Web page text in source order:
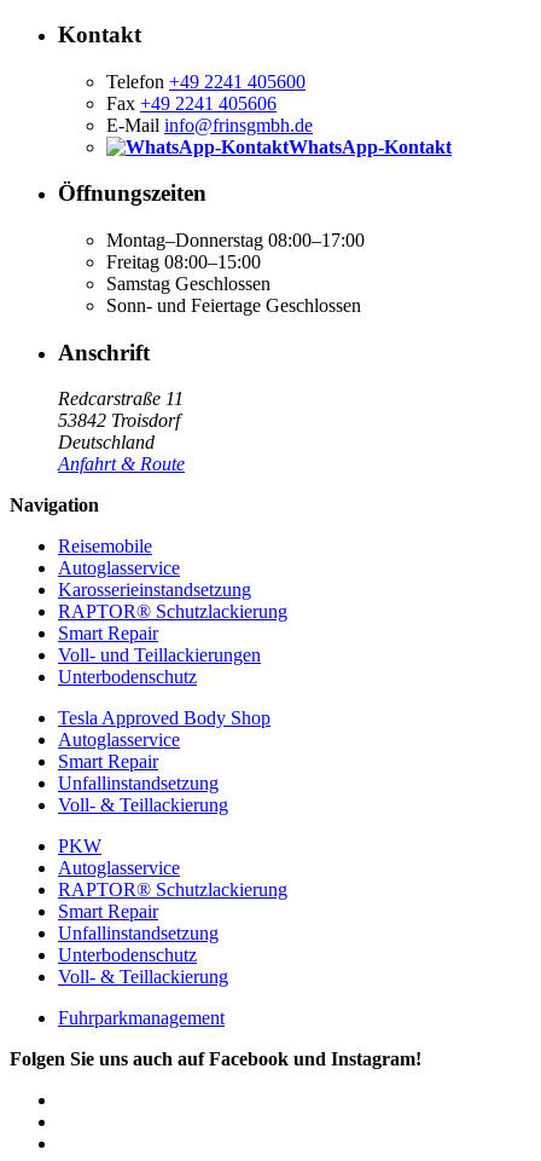
Kontakt
Telefon +49 2241 405600
Fax +49 2241 405606
E-Mail info@frinsgmbh.de
WhatsApp-Kontakt
Öffnungszeiten
Montag–Donnerstag 08:00–17:00
Freitag 08:00–15:00
Samstag Geschlossen
Sonn- und Feiertage Geschlossen
Anschrift
Redcarstraße 11
53842 Troisdorf
Deutschland
Anfahrt & Route
Navigation
Reisemobile
Autoglasservice
Karosserieinstandsetzung
RAPTOR® Schutzlackierung
Smart Repair
Voll- und Teillackierungen
Unterbodenschutz
Tesla Approved Body Shop
Autoglasservice
Smart Repair
Unfallinstandsetzung
Voll- & Teillackierung
PKW
Autoglasservice
RAPTOR® Schutzlackierung
Smart Repair
Unfallinstandsetzung
Unterbodenschutz
Voll- & Teillackierung
Fuhrparkmanagement
Folgen Sie uns auch auf Facebook und Instagram!